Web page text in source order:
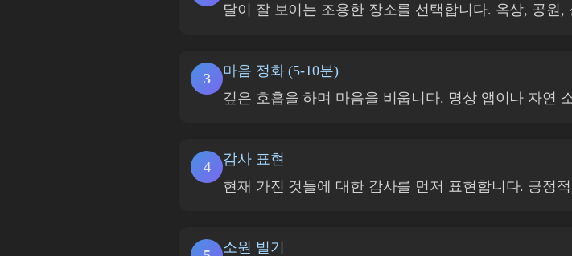
달이 잘 보이는 조용한 장소를 선택합니다. 옥상, 공원
3
마음 정화 (5-10분)
깊은 호흡을 하며 마음을 비웁니다. 명상 앱이나 자연
4
감사 표현
현재 가진 것들에 대한 감사를 먼저 표현합니다. 긍정
소원 빌기